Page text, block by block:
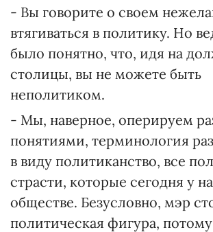
- Вы говорите о своем
втягиваться в политику. Но
было понятно, что, идя на
столицы, вы не можете быть
неполитиком.
- Мы, наверное, оперируем
понятиями, терминология
в виду политиканство, все
страсти, которые сегодня у
обществе. Безусловно, мэр
политическая фигура,